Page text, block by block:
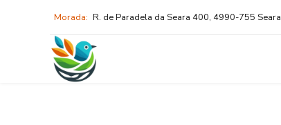
Morada: R. de Paradela da Seara 400, 4990-755 Seara